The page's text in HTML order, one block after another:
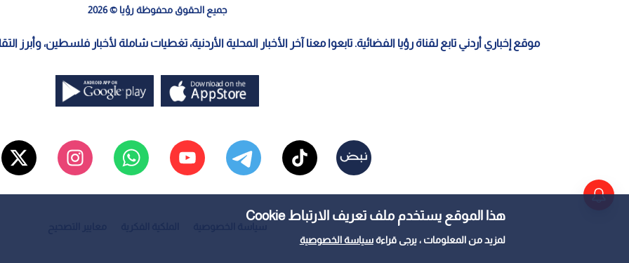
هذا الموقع يستخدم ملف تعريف الارتباط Cookie
لمزيد من المعلومات ، يرجى قراءةسياسة الخصوصية
جميع الحقوق محفوظة رؤيا © 2026
موقع إخباري أردني تابع لقناة رؤيا الفضائية. تابعوا معنا آخر الأخبار المحلية الأردنية، تغطيات شاملة لأخبار فلسطين، وأبرز